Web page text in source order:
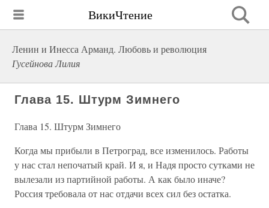
ВикиЧтение
Ленин и Инесса Арманд. Любовь и революция
Гусейнова Лилия
Глава 15. Штурм Зимнего
Глава 15. Штурм Зимнего
Когда мы прибыли в Петроград, все изменилось. Работы
у нас стал непочатый край. И я, и Надя просто сутками не
вылезали из партийной работы. А как было иначе?
Россия требовала от нас отдачи всех сил без остатка.